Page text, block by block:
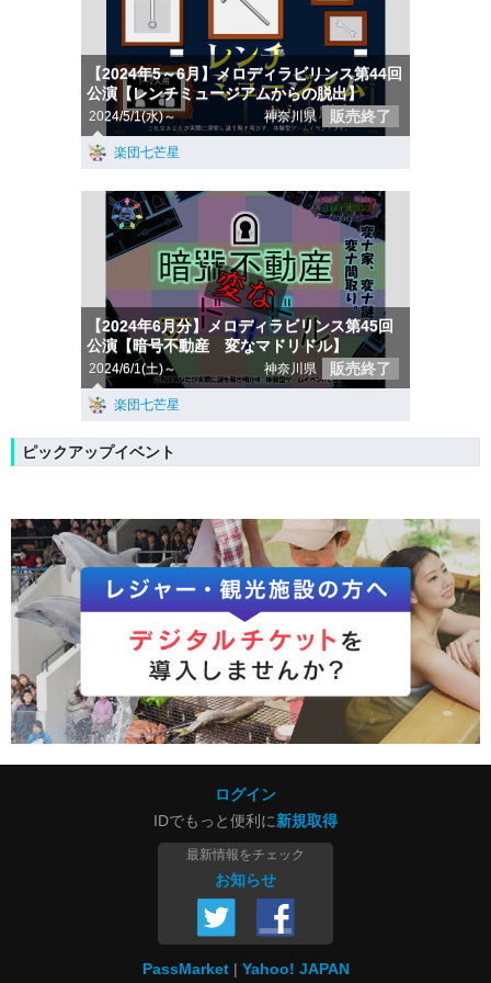
【2024年5～6月】メロディラビリンス第44回
公演【レンチミュージアムからの脱出】
2024/5/1(水)～ 神奈川県 販売終了
楽団七芒星
【2024年6月分】メロディラビリンス第45回
公演【暗号不動産 変なマドリドル】
2024/6/1(土)～ 神奈川県 販売終了
楽団七芒星
ピックアップイベント
ログイン
IDでもっと便利に新規取得
最新情報をチェック
お知らせ
PassMarket Yahoo! JAPAN